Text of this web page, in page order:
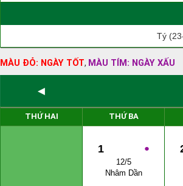
Tý
MÀU ĐỎ: NGÀY TỐT, MÀU TÍM: NGÀY XẤU
◄
THỨ HAI THỨ BA
●
1
12/5
Nhâm Dần